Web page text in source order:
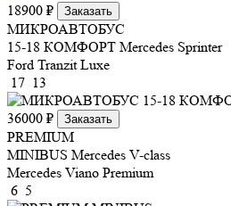
18900 ₽ Заказать
МИКРОАВТОБУС
15-18 КОМФОРТ Mercedes Sprinter
Ford Tranzit Luxe
17 13
36000 ₽ Заказать
PREMIUM
MINIBUS Mercedes V-class
Mercedes Viano Premium
6 5